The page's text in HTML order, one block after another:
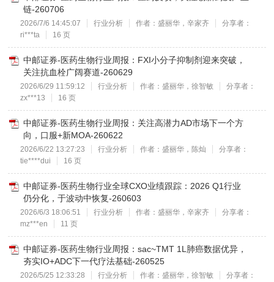
链-260706
2026/7/6 14:45:07 行业分析 作者：盛丽华，辛家齐
分享者：
ri***ta
16 页
中邮证券-医药生物行业周报：FXI小分子抑制剂迎来突破，
关注抗血栓广阔赛道-260629
2026/6/29 11:59:12 行业分析 作者：盛丽华，徐智敏
分享者：
zx***13
16 页
中邮证券-医药生物行业周报：关注高潜力AD市场下一个方
向，口服+新MOA-260622
2026/6/22 13:27:23 行业分析 作者：盛丽华，陈灿
分享者：
tie****dui
16 页
中邮证券-医药生物行业全球CXO业绩跟踪：2026 Q1行业
仍分化，于波动中恢复-260603
2026/6/3 18:06:51 行业分析 作者：盛丽华，辛家齐
分享者：
mz***en
11 页
中邮证券-医药生物行业周报：sac~TMT 1L肺癌数据优异，
夯实IO+ADC下一代疗法基础-260525
2026/5/25 12:33:28 行业分析 作者：盛丽华，徐智敏
分享者：